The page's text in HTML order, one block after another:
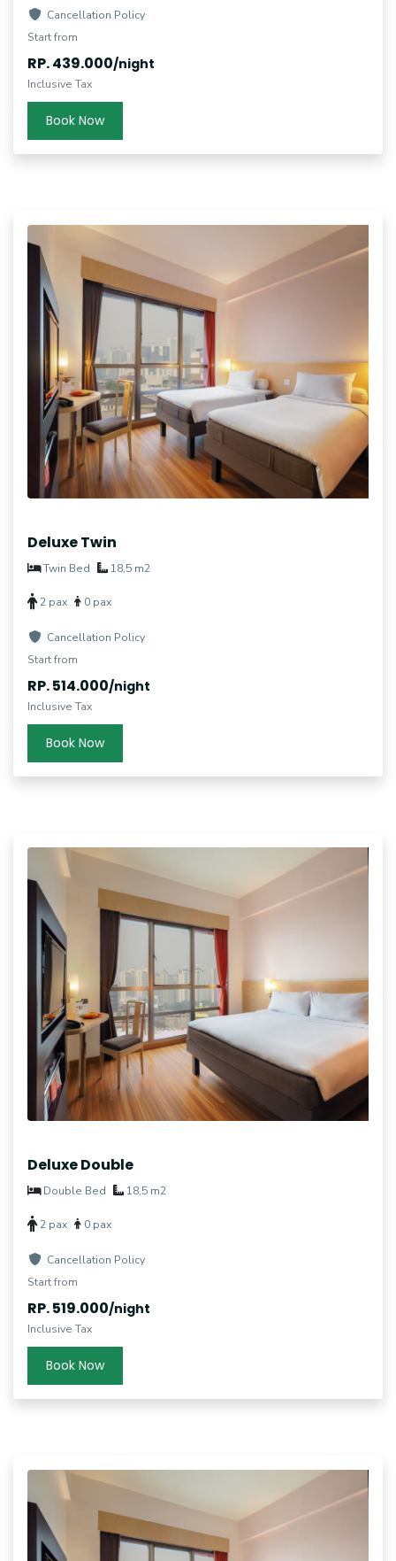
Cancellation Policy
Start from
RP. 439.000/night
Inclusive Tax
Book Now
Deluxe Twin
Twin Bed 18,5 m2
2 pax 0 pax
Cancellation Policy
Start from
RP. 514.000/night
Inclusive Tax
Book Now
Deluxe Double
Double Bed 18,5 m2
2 pax 0 pax
Cancellation Policy
Start from
RP. 519.000/night
Inclusive Tax
Book Now